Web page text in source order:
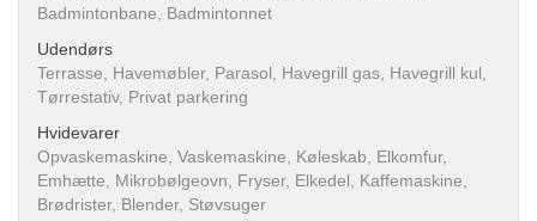
Badmintonbane, Badmintonnet
Udendørs
Terrasse, Havemøbler, Parasol, Havegrill gas, Havegrill kul,
Tørrestativ, Privat parkering
Hvidevarer
Opvaskemaskine, Vaskemaskine, Køleskab, Elkomfur,
Emhætte, Mikrobølgeovn, Fryser, Elkedel, Kaffemaskine,
Brødrister, Blender, Støvsuger